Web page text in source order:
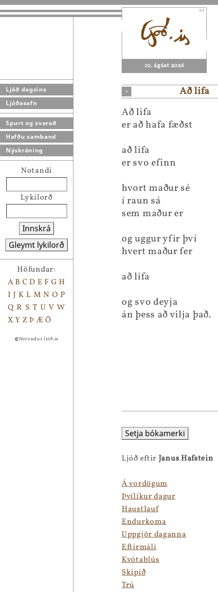
Ljóð dagsins
Ljóðasafn
Spurt og svarað
Hafðu samband
Nýskráning
Notandi
Lykilorð
Innskrá
Gleymt lykilorð
Höfundar:
A B C D E F G H
I J K L M N O P
Q R S T U V W
X Y Z Þ Æ Ö
©Notendur ljóð.is
10. ágúst 2026
Að lifa
Að lifa
er að hafa fæðst
að lifa
er svo efinn
hvort maður sé
í raun sá
sem maður er
og uggur yfir því
hvert maður fer
að lifa
og svo deyja
án þess að vilja það.
Setja bókamerki
Ljóð eftir Janus Hafstein
Á vordögum
Þvílíkur dagur
Haustlauf
Endurkoma
Uppgjör daganna
Eftirmáli
Kvótablús
Skipið
Trú